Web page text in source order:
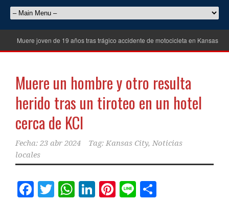
Muere joven de 19 años tras trágico accidente de motocicleta en Kansas
Muere un hombre y otro resulta
herido tras un tiroteo en un hotel
cerca de KCI
Fecha: 23 abr 2024 Tag: Kansas City, Noticias
locales
Facebook
Twitter
WhatsApp
LinkedIn
Pinterest
Line